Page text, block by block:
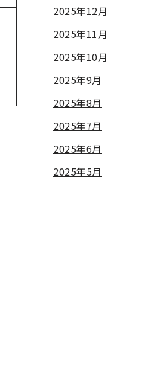
2025年12月
2025年11月
2025年10月
2025年9月
2025年8月
2025年7月
2025年6月
2025年5月